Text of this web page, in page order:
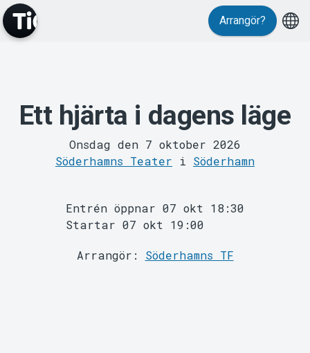
Arrangör?
Ett hjärta i dagens läge
Onsdag den 7 oktober 2026
Söderhamns Teater i Söderhamn
Entrén öppnar 07 okt 18:30
Startar 07 okt 19:00
Arrangör: Söderhamns TF